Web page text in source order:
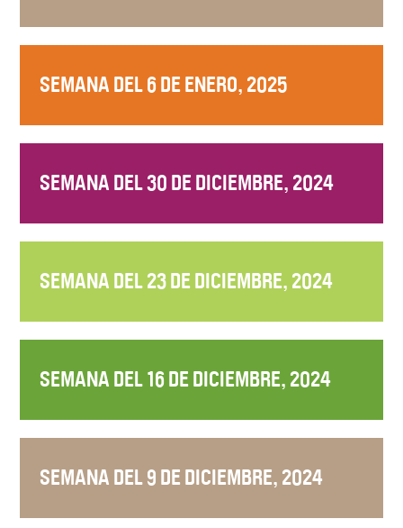
SEMANA DEL 6 DE ENERO, 2025
SEMANA DEL 30 DE DICIEMBRE, 2024
SEMANA DEL 23 DE DICIEMBRE, 2024
SEMANA DEL 16 DE DICIEMBRE, 2024
SEMANA DEL 9 DE DICIEMBRE, 2024